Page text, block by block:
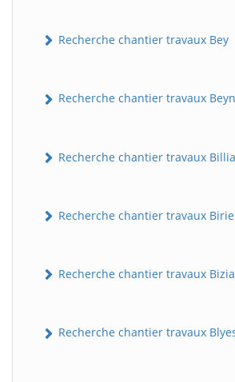
Recherche chantier travaux Bey
Recherche chantier travaux
Recherche chantier travaux
Recherche chantier travaux
Recherche chantier travaux
Recherche chantier travaux